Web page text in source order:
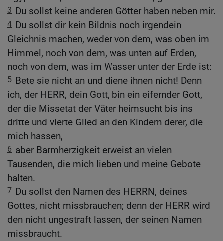
3 Du sollst keine anderen Götter haben neben mir.
4 Du sollst dir kein Bildnis noch irgendein
Gleichnis machen, weder von dem, was oben im
Himmel, noch von dem, was unten auf Erden,
noch von dem, was im Wasser unter der Erde ist:
5 Bete sie nicht an und diene ihnen nicht! Denn
ich, der HERR, dein Gott, bin ein eifernder Gott,
der die Missetat der Väter heimsucht bis ins
dritte und vierte Glied an den Kindern derer, die
mich hassen,
6 aber Barmherzigkeit erweist an vielen
Tausenden, die mich lieben und meine Gebote
halten.
7 Du sollst den Namen des HERRN, deines
Gottes, nicht missbrauchen; denn der HERR wird
den nicht ungestraft lassen, der seinen Namen
missbraucht.